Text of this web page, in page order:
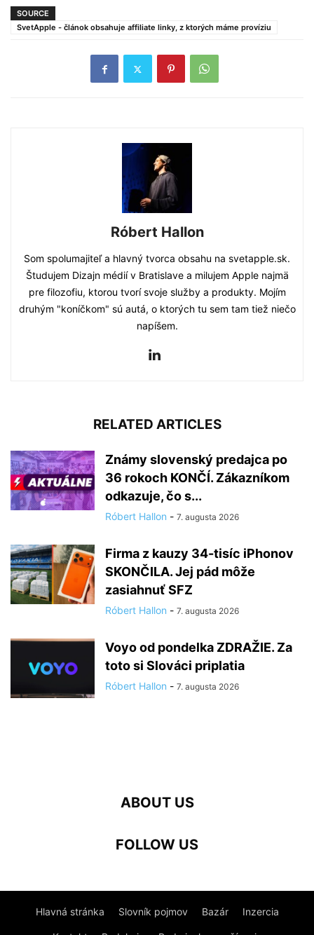
SOURCE
SvetApple - článok obsahuje affiliate linky, z ktorých máme províziu
Róbert Hallon
Som spolumajiteľ a hlavný tvorca obsahu na svetapple.sk.
Študujem Dizajn médií v Bratislave a milujem Apple najmä
pre filozofiu, ktorou tvorí svoje služby a produkty. Mojím
druhým "koníčkom" sú autá, o ktorých tu sem tam tiež niečo
napíšem.
RELATED ARTICLES
Známy slovenský predajca po
36 rokoch KONČÍ. Zákazníkom
odkazuje, čo s...
Róbert Hallon - 7. augusta 2026
Firma z kauzy 34-tisíc iPhonov
SKONČILA. Jej pád môže
zasiahnuť SFZ
Róbert Hallon - 7. augusta 2026
Voyo od pondelka ZDRAŽIE. Za
toto si Slováci priplatia
Róbert Hallon - 7. augusta 2026
ABOUT US
FOLLOW US
Hlavná stránka Slovník pojmov Bazár Inzercia